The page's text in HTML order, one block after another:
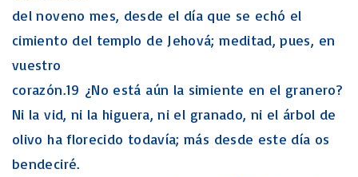
del noveno mes, desde el día que se echó el
cimiento del templo de Jehová; meditad, pues, en
vuestro
corazón.19 ¿No está aún la simiente en el granero?
Ni la vid, ni la higuera, ni el granado, ni el árbol de
olivo ha florecido todavía; más desde este día os
bendeciré.